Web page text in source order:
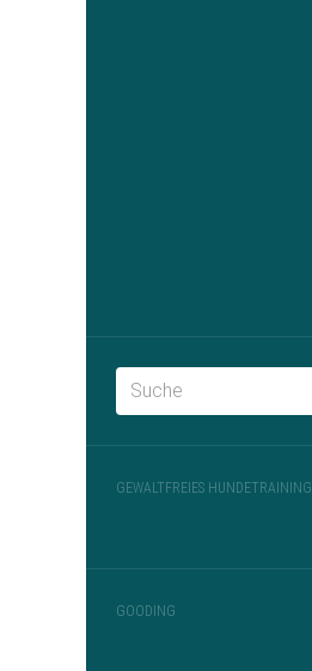
GEWALTFREIES HUNDETRAINING
GOODING